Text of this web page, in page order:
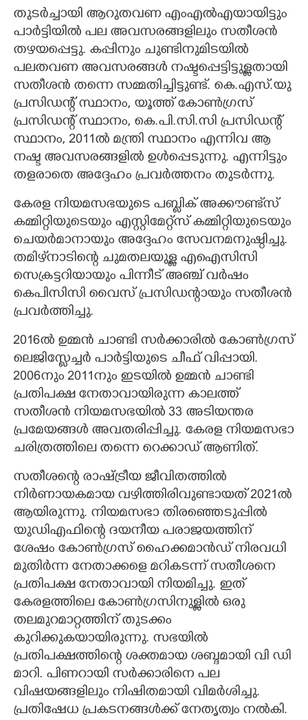
തുടർച്ചായി ആറുതവണ എംഎൽഎയായിട്ടും
പാർട്ടിയിൽ പല അവസരങ്ങളിലും സതീശൻ
തഴയപ്പെട്ടു. കപ്പിനും ചുണ്ടിനുമിടയിൽ
പലതവണ അവസരങ്ങൾ നഷ്ടപ്പെട്ടിട്ടുള്ളതായി
സതീശൻ തന്നെ സമ്മതിച്ചിട്ടുണ്ട്. കെ.എസ്.യു
പ്രസിഡന്റ് സ്ഥാനം, യൂത്ത് കോൺഗ്രസ്
പ്രസിഡന്റ് സ്ഥാനം, കെ.പി.സി.സി പ്രസിഡന്റ്
സ്ഥാനം, 2011ൽ മന്ത്രി സ്ഥാനം എന്നിവ ആ
നഷ്ട അവസരങ്ങളിൽ ഉൾപ്പെടുന്നു. എന്നിട്ടും
തളരാതെ അദ്ദേഹം പ്രവർത്തനം തുടർന്നു.
കേരള നിയമസഭയുടെ പബ്ലിക് അക്കൗണ്ട്‌സ്
കമ്മിറ്റിയുടെയും എസ്റ്റിമേറ്റ്‌സ് കമ്മിറ്റിയുടെയും
ചെയർമാനായും അദ്ദേഹം സേവനമനുഷ്ഠിച്ചു.
തമിഴ്‌നാടിന്റെ ചുമതലയുള്ള എഐസിസി
സെക്രട്ടറിയായും പിന്നീട് അഞ്ച് വർഷം
കെപിസിസി വൈസ് പ്രസിഡന്റായും സതീശൻ
പ്രവർത്തിച്ചു.
2016ൽ ഉമ്മൻ ചാണ്ടി സർക്കാരിൽ കോൺഗ്രസ്
ലെജിസ്ലേച്ചർ പാർട്ടിയുടെ ചീഫ് വിപ്പായി.
2006നും 2011നും ഇടയിൽ ഉമ്മൻ ചാണ്ടി
പ്രതിപക്ഷ നേതാവായിരുന്ന കാലത്ത്
സതീശൻ നിയമസഭയിൽ 33 അടിയന്തര
പ്രമേയങ്ങൾ അവതരിപ്പിച്ചു. കേരള നിയമസഭാ
ചരിത്രത്തിലെ തന്നെ റെക്കാഡ് ആണിത്.
സതീശന്റെ രാഷ്ട്രീയ ജീവിതത്തിൽ
നിർണായകമായ വഴിത്തിരിവുണ്ടായത് 2021ൽ
ആയിരുന്നു. നിയമസഭാ തിരഞ്ഞെടുപ്പിൽ
യുഡിഎഫിന്റെ ദയനീയ പരാജയത്തിന്
ശേഷം കോൺഗ്രസ് ഹൈക്കമാൻഡ് നിരവധി
മുതിർന്ന നേതാക്കളെ മറികടന്ന് സതീശനെ
പ്രതിപക്ഷ നേതാവായി നിയമിച്ചു. ഇത്
കേരളത്തിലെ കോൺഗ്രസിനുള്ളിൽ ഒരു
തലമുറമാറ്റത്തിന് തുടക്കം
കുറിക്കുകയായിരുന്നു. സഭയിൽ
പ്രതിപക്ഷത്തിന്റെ ശക്തമായ ശബ്ദമായി വി ഡി
മാറി. പിണറായി സർക്കാരിനെ പല
വിഷയങ്ങളിലും നിഷിതമായി വിമർശിച്ചു.
പ്രതിഷേധ പ്രകടനങ്ങൾക്ക് നേതൃത്വം നൽകി.